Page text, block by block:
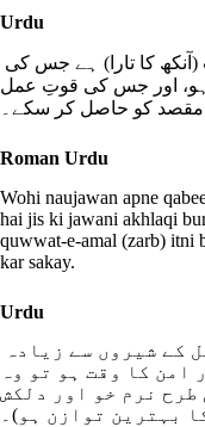
Urdu
ہو، اور جس کی قوتِ عمل
مقصد کو حاصل کر سکے۔
Roman Urdu
Wohi naujawan apne
hai jis ki jawani akhlaqi
quwwat-e-amal (zarb) itni
kar sakay.
Urdu
امن کا وقت ہو تو وہ
طرح نرم خو اور دلکش
بہترین توازن ہو)۔